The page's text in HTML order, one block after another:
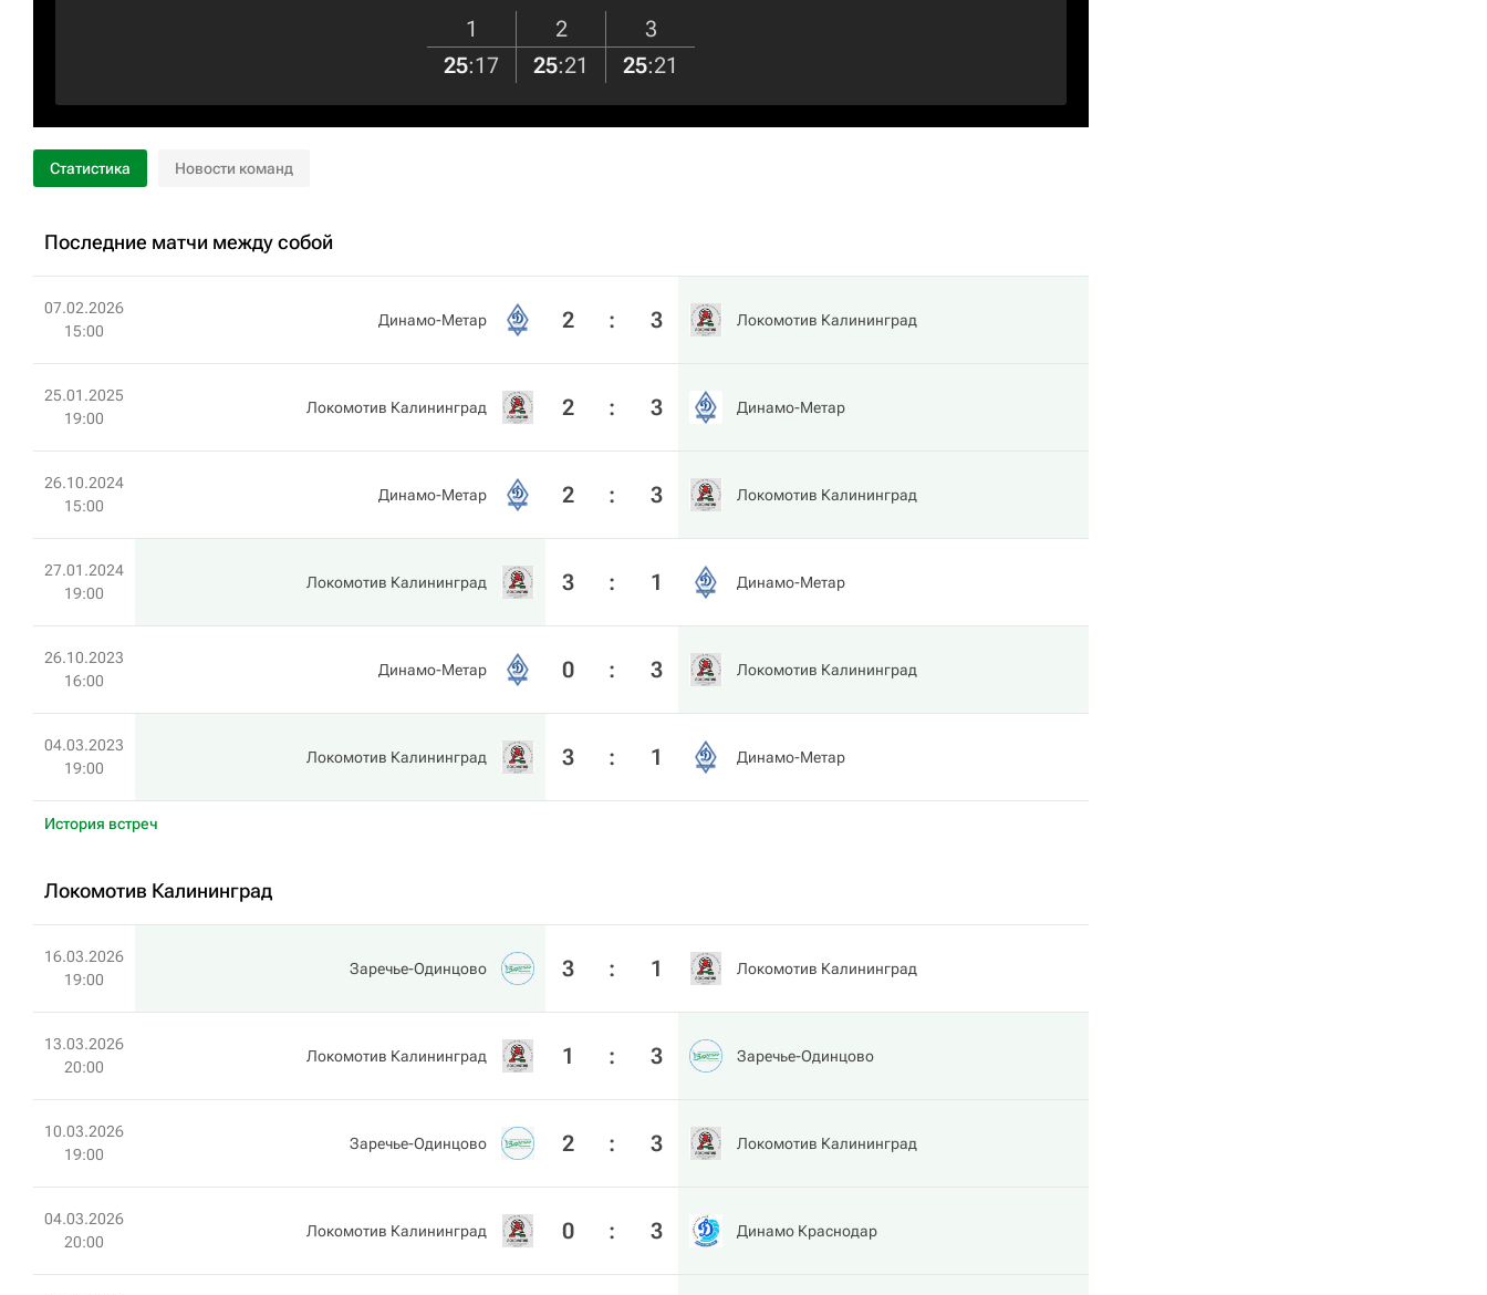
1 2
3
25:17 25:21 25:21
Статистика Новости команд
Последние матчи между собой
07.02.2026
15:00
Динамо-Метар 2 : 3 Локомотив Калининград
25.01.2025
19:00
Локомотив Калининград 2 : 3 Динамо-Метар
26.10.2024
15:00
Динамо-Метар 2 : 3 Локомотив Калининград
27.01.2024
19:00
Локомотив Калининград 3 : 1 Динамо-Метар
26.10.2023
16:00
Динамо-Метар 0 : 3 Локомотив Калининград
04.03.2023
19:00
Локомотив Калининград 3 : 1 Динамо-Метар
История встреч
Локомотив Калининград
16.03.2026
19:00
Заречье-Одинцово 3 : 1 Локомотив Калининград
13.03.2026
20:00
Локомотив Калининград 1 : 3 Заречье-Одинцово
10.03.2026
19:00
Заречье-Одинцово 2 : 3 Локомотив Калининград
04.03.2026
20:00
Локомотив Калининград 0 : 3 Динамо Краснодар